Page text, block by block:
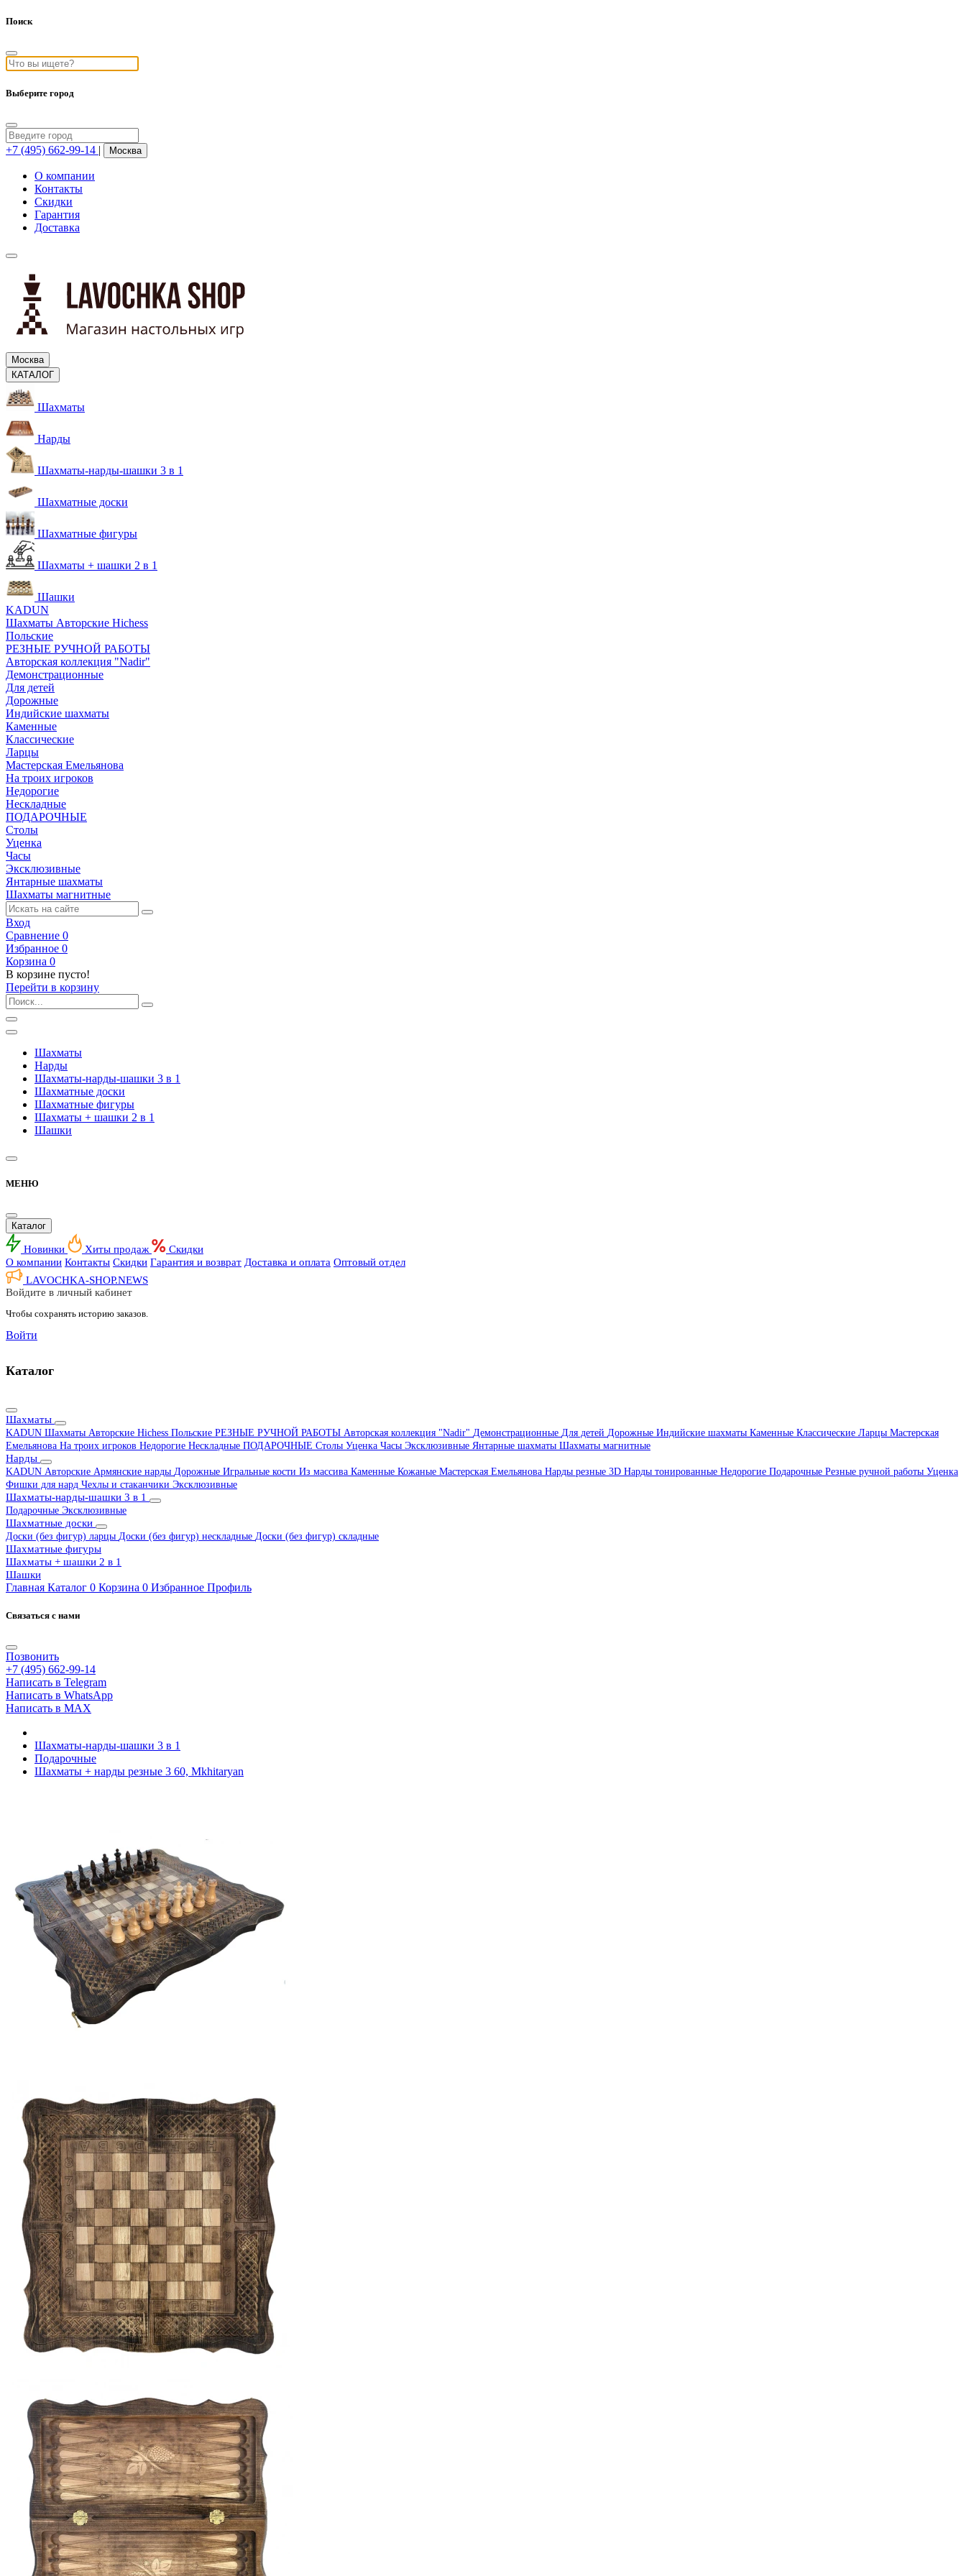
Поиск
Выберите город
+7 (495) 662-99-14 | Москва
О компании
Контакты
Скидки
Гарантия
Доставка
Москва
КАТАЛОГ
Шахматы
Нарды
Шахматы-нарды-шашки 3 в 1
Шахматные доски
Шахматные фигуры
Шахматы + шашки 2 в 1
Шашки
KADUN
Шахматы Авторские Hichess
Польские
РЕЗНЫЕ РУЧНОЙ РАБОТЫ
Авторская коллекция "Nadir"
Демонстрационные
Для детей
Дорожные
Индийские шахматы
Каменные
Классические
Ларцы
Мастерская Емельянова
На троих игроков
Недорогие
Нескладные
ПОДАРОЧНЫЕ
Столы
Уценка
Часы
Эксклюзивные
Янтарные шахматы
Шахматы магнитные
Вход
Сравнение 0
Избранное 0
Корзина 0
В корзине пусто!
Перейти в корзину
Шахматы
Нарды
Шахматы-нарды-шашки 3 в 1
Шахматные доски
Шахматные фигуры
Шахматы + шашки 2 в 1
Шашки
МЕНЮ
Каталог
Новинки Хиты продаж
Скидки
О компании Контакты Скидки Гарантия и возврат Доставка и оплата Оптовый отдел
LAVOCHKA-SHOP.NEWS
Войдите в личный кабинет
Чтобы сохранять историю заказов.
Войти
Каталог
Шахматы
KADUN Шахматы Авторские Hichess Польские РЕЗНЫЕ РУЧНОЙ РАБОТЫ Авторская коллекция "Nadir" Демонстрационные Для детей Дорожные Индийские шахматы Каменные Классические Ларцы Мастерская
Емельянова На троих игроков Недорогие Нескладные ПОДАРОЧНЫЕ Столы Уценка Часы Эксклюзивные Янтарные шахматы Шахматы магнитные
Нарды
KADUN Авторские Армянские нарды Дорожные Игральные кости Из массива Каменные Кожаные Мастерская Емельянова Нарды резные 3D Нарды тонированные Недорогие Подарочные Резные ручной работы Уценка
Фишки для нард Чехлы и стаканчики Эксклюзивные
Шахматы-нарды-шашки 3 в 1
Подарочные Эксклюзивные
Шахматные доски
Доски (без фигур) ларцы Доски (без фигур) нескладные Доски (без фигур) складные
Шахматные фигуры
Шахматы + шашки 2 в 1
Шашки
Главная Каталог 0 Корзина 0 Избранное Профиль
Связаться с нами
Позвонить
+7 (495) 662-99-14
Написать в Telegram
Написать в WhatsApp
Написать в MAX
Шахматы-нарды-шашки 3 в 1
Подарочные
Шахматы + нарды резные 3 60, Mkhitaryan